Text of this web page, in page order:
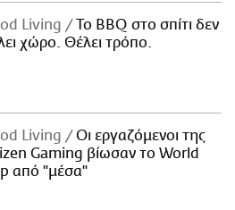
Living
Το BBQ στο σπίτι δεν
χώρο. Θέλει τρόπο.
Living
Οι εργαζόμενοι της
Gaming βίωσαν το World
από "μέσα"